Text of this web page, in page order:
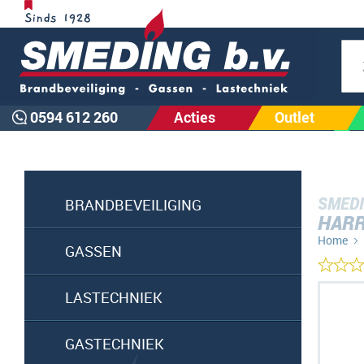
0594 612 260 Acties Outlet
BRANDBEVEILIGING
GASSEN
LASTECHNIEK
GASTECHNIEK
Home
Ga